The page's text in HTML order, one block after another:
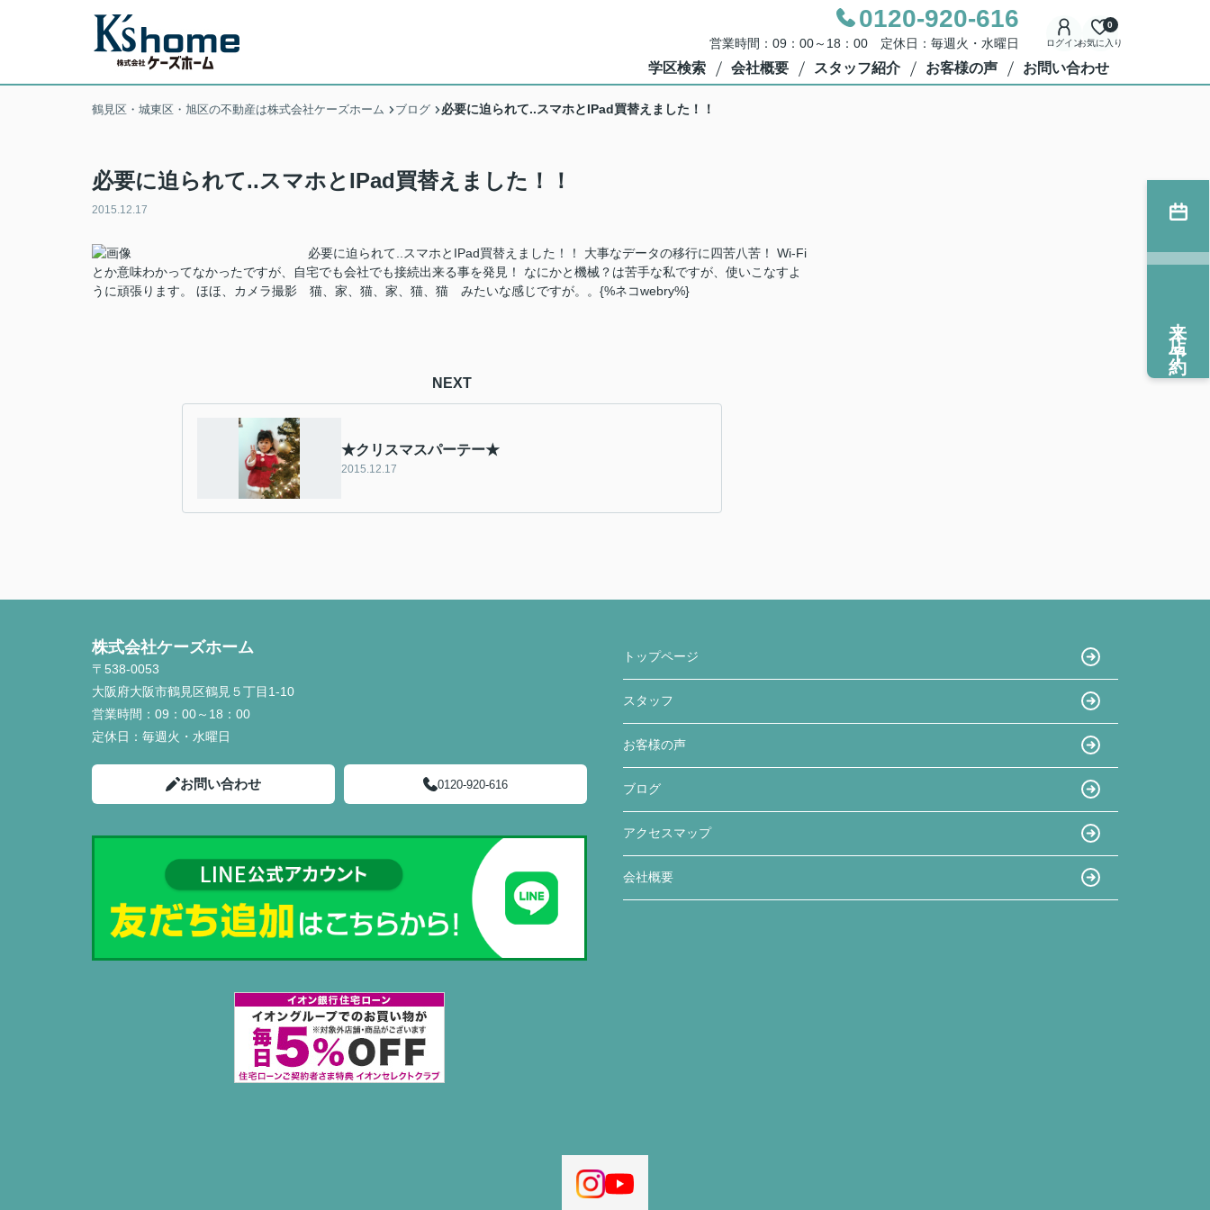
0120-920-616
営業時間：09：00～18：00 定休日：毎週火・水曜日 ログインお気に入り
0
学区検索 会社概要 スタッフ紹介 お客様の声 お問い合わせ
鶴見区・城東区・旭区の不動産は株式会社ケーズホーム ブログ 必要に迫られて..スマホとIPad買替えました！！
必要に迫られて..スマホとIPad買替えました！！
2015.12.17
必要に迫られて..スマホとIPad買替えました！！ 大事なデータの移行に四苦八苦！ Wi-Fi
とか意味わかってなかったですが、自宅でも会社でも接続出来る事を発見！ なにかと機械？は苦手な私ですが、使いこなすよ
うに頑張ります。 ほほ、カメラ撮影 猫、家、猫、家、猫、猫 みたいな感じですが。。{%ネコwebry%}
NEXT
★クリスマスパーテー★
2015.12.17
来店予約
株式会社ケーズホーム
〒538-0053
大阪府大阪市鶴見区鶴見５丁目1-10
営業時間： 09：00～18：00
定休日： 毎週火・水曜日
お問い合わせ 0120-920-616
トップページ
スタッフ
お客様の声
ブログ
アクセスマップ
会社概要